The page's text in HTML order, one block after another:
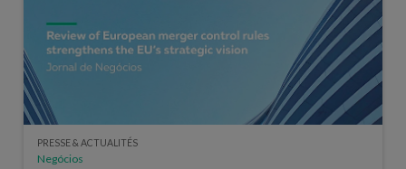
PRESSE & ACTUALITÉS
Negócios